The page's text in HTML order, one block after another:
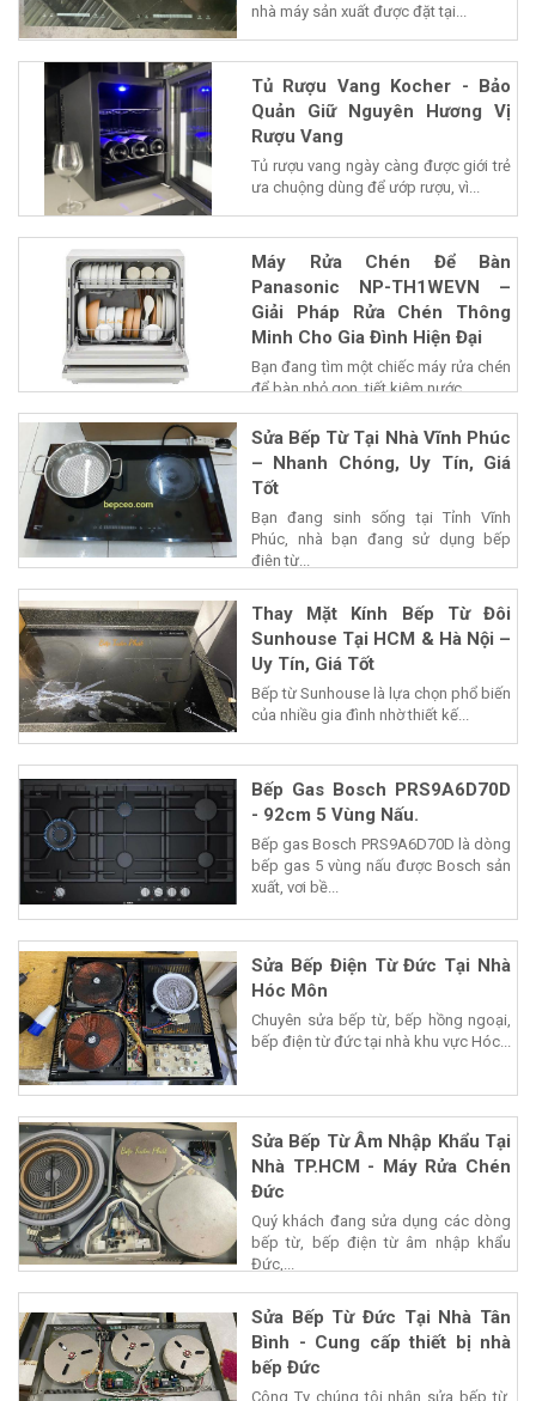
nhà máy sản xuất được đặt tại...
Tủ Rượu Vang Kocher - Bảo
Quản Giữ Nguyên Hương Vị
Rượu Vang
Tủ rượu vang ngày càng được giới trẻ
ưa chuộng dùng để ướp rượu, vì...
Máy Rửa Chén Để Bàn
Panasonic NP-TH1WEVN –
Giải Pháp Rửa Chén Thông
Minh Cho Gia Đình Hiện Đại
Bạn đang tìm một chiếc máy rửa chén
để bàn nhỏ gọn, tiết kiệm nước...
Sửa Bếp Từ Tại Nhà Vĩnh Phúc
– Nhanh Chóng, Uy Tín, Giá
Tốt
Bạn đang sinh sống tại Tỉnh Vĩnh
Phúc, nhà bạn đang sử dụng bếp
điện từ...
Thay Mặt Kính Bếp Từ Đôi
Sunhouse Tại HCM & Hà Nội –
Uy Tín, Giá Tốt
Bếp từ Sunhouse là lựa chọn phổ biến
của nhiều gia đình nhờ thiết kế...
Bếp Gas Bosch PRS9A6D70D
- 92cm 5 Vùng Nấu.
Bếp gas Bosch PRS9A6D70D là dòng
bếp gas 5 vùng nấu được Bosch sản
xuất, vơi bề...
Sửa Bếp Điện Từ Đức Tại Nhà
Hóc Môn
Chuyên sửa bếp từ, bếp hồng ngoại,
bếp điện từ đức tại nhà khu vực Hóc...
Sửa Bếp Từ Âm Nhập Khẩu Tại
Nhà TP.HCM - Máy Rửa Chén
Đức
Quý khách đang sửa dụng các dòng
bếp từ, bếp điện từ âm nhập khẩu
Đức,...
Sửa Bếp Từ Đức Tại Nhà Tân
Bình - Cung cấp thiết bị nhà
bếp Đức
Công Ty chúng tôi nhận sửa bếp từ,